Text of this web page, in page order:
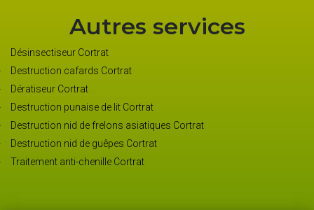
Autres services
Désinsectiseur Cortrat
Destruction cafards Cortrat
Dératiseur Cortrat
Destruction punaise de lit Cortrat
Destruction nid de frelons asiatiques Cortrat
Destruction nid de guêpes Cortrat
Traitement anti-chenille Cortrat